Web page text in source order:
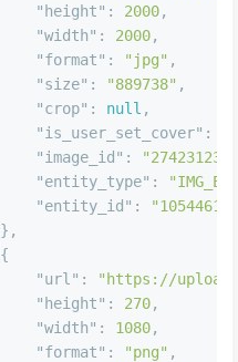
"url":
"https://upload-
"height"
2000
"width": 2000,
"format"
: "jpg",
"size" : "889738"
"crop": null
"is_user_set_cover":
"image_id": "27423123"
"entity_type"
:
}
"url":
"https://upload-
"height"
270
"width": 1080,